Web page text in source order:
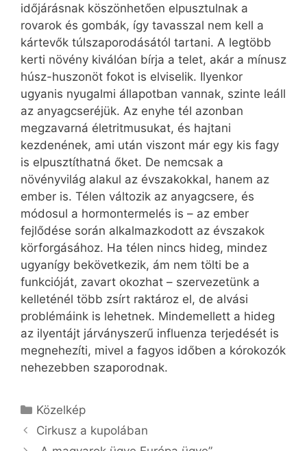
időjárásnak köszönhetően elpusztulnak a
rovarok és gombák, így tavasszal nem kell a
kártevők túlszaporodásától tartani. A legtöbb
kerti növény kiválóan bírja a telet, akár a mínusz
húsz-huszonöt fokot is elviselik. Ilyenkor
ugyanis nyugalmi állapotban vannak, szinte leáll
az anyagcseréjük. Az enyhe tél azonban
megzavarná életritmusukat, és hajtani
kezdenének, ami után viszont már egy kis fagy
is elpusztíthatná őket. De nemcsak a
növényvilág alakul az évszakokkal, hanem az
ember is. Télen változik az anyagcsere, és
módosul a hormontermelés is – az ember
fejlődése során alkalmazkodott az évszakok
körforgásához. Ha télen nincs hideg, mindez
ugyanígy bekövetkezik, ám nem tölti be a
funkcióját, zavart okozhat – szervezetünk a
kelleténél több zsírt raktároz el, de alvási
problémáink is lehetnek. Mindemellett a hideg
az ilyentájt járványszerű influenza terjedését is
megnehezíti, mivel a fagyos időben a kórokozók
nehezebben szaporodnak.
Kategória
Közelkép
Cirkusz a kupolában